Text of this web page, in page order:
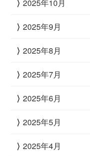
2025年10月
2025年9月
2025年8月
2025年7月
2025年6月
2025年5月
2025年4月